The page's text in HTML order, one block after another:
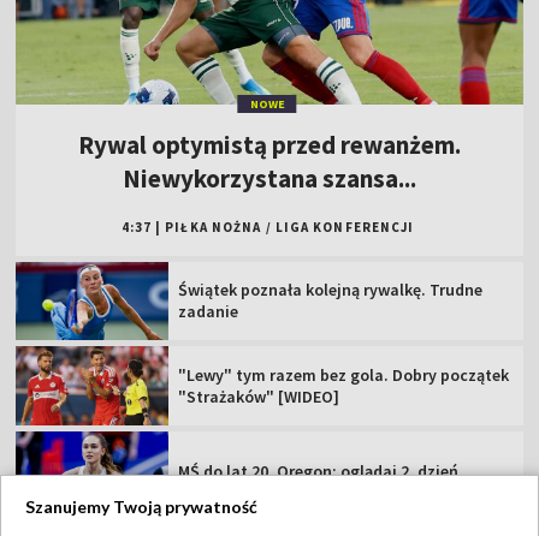
NOWE
Rywal optymistą przed rewanżem.
Niewykorzystana szansa...
4:37 | PIŁKA NOŻNA / LIGA KONFERENCJI
Świątek poznała kolejną rywalkę. Trudne
zadanie
"Lewy" tym razem bez gola. Dobry początek
"Strażaków" [WIDEO]
MŚ do lat 20, Oregon: oglądaj 2. dzień
Szanujemy Twoją prywatność